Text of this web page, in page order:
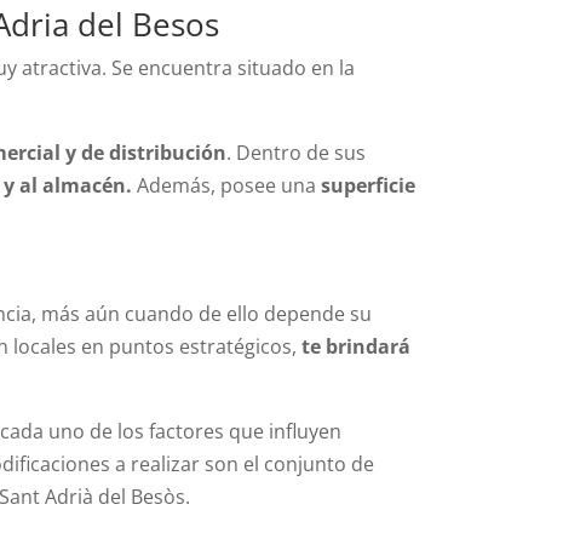
del Besos
atractiva. Se encuentra situado en la
y de distribución. Dentro de sus
al almacén. Además, posee unasuperficie
más aún cuando de ello depende su
locales en puntos estratégicos, te brindará
uno de los factores que influyen
a realizar son el conjunto de
Adrià del Besòs.